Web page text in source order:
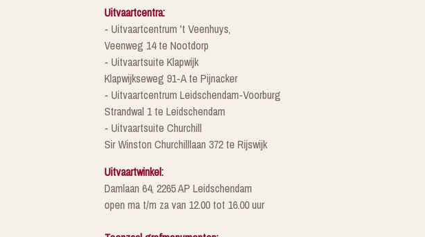
Uitvaartcentra:
- Uitvaartcentrum 't Veenhuys,
Veenweg 14 te Nootdorp
- Uitvaartsuite Klapwijk
Klapwijkseweg 91-A te Pijnacker
- Uitvaartcentrum Leidschendam-Voorburg
Strandwal 1 te Leidschendam
- Uitvaartsuite Churchill
Sir Winston Churchilllaan 372 te Rijswijk
Uitvaartwinkel:
Damlaan 64, 2265 AP Leidschendam
open ma t/m za van 12.00 tot 16.00 uur